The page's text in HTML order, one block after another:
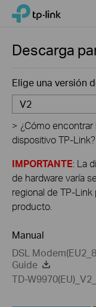
Click
navigation
TP-Link, Reliably Smart
Descarga
Elige una versión
V2
> ¿Cómo encontrar
dispositivo TP-Link?
IMPORTANTE: La
de hardware varía
regional de TP-
producto.
Manual
DSL
Guide
TD-